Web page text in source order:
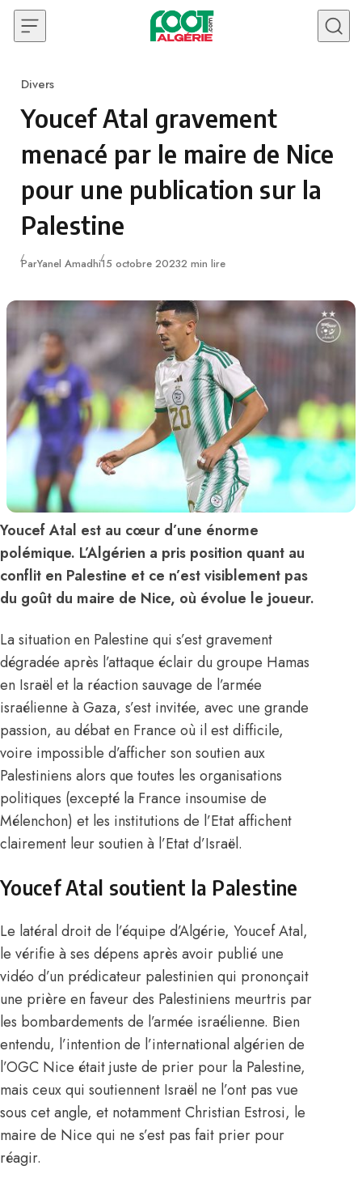
Skip to content
Category
Divers
Youcef Atal gravement
menacé par le maire de Nice
pour une publication sur la
Palestine
ParYanel AmadhiPublié
15 octobre 20232 min lire
Youcef Atal est au cœur d’une énorme
polémique. L’Algérien a pris position quant au
conflit en Palestine et ce n’est visiblement pas
du goût du maire de Nice, où évolue le joueur.
La situation en Palestine qui s’est gravement
dégradée après l’attaque éclair du groupe Hamas
en Israël et la réaction sauvage de l’armée
israélienne à Gaza, s’est invitée, avec une grande
passion, au débat en France où il est difficile,
voire impossible d’afficher son soutien aux
Palestiniens alors que toutes les organisations
politiques (excepté la France insoumise de
Mélenchon) et les institutions de l’Etat affichent
clairement leur soutien à l’Etat d’Israël.
Youcef Atal soutient la Palestine
Le latéral droit de l’équipe d’Algérie, Youcef Atal,
le vérifie à ses dépens après avoir publié une
vidéo d’un prédicateur palestinien qui prononçait
une prière en faveur des Palestiniens meurtris par
les bombardements de l’armée israélienne. Bien
entendu, l’intention de l’international algérien de
l’OGC Nice était juste de prier pour la Palestine,
mais ceux qui soutiennent Israël ne l’ont pas vue
sous cet angle, et notamment Christian Estrosi, le
maire de Nice qui ne s’est pas fait prier pour
réagir.